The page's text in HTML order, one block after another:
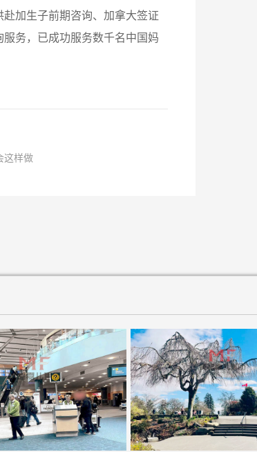
加生子前期咨询、加拿大签证
务，已成功服务数千名中国妈
这样做